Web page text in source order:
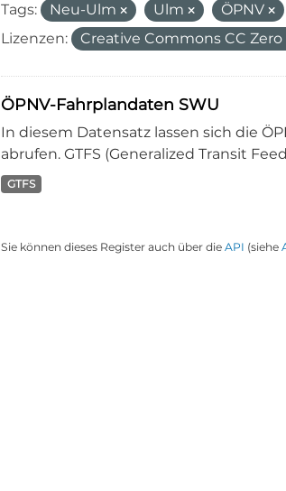
Tags: Neu-Ulm Ulm ÖPNV
Lizenzen:
Creative Commons CC Zero
ÖPNV-Fahrplandaten SWU
In diesem Datensatz lassen sich die
abrufen. GTFS (Generalized Transit
GTFS
Sie können dieses Register auch über die API (siehe